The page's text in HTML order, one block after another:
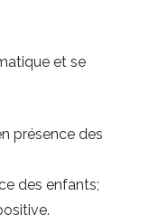
et se
présence des
des enfants;